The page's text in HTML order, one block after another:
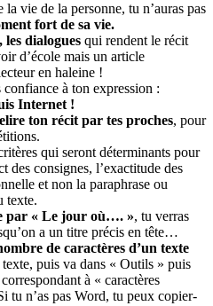
la vie de la personne, tu n’auras pas
fort de sa vie.
les dialogues qui rendent le récit
d’école mais un article
en haleine !
à ton expression :
Internet !
ton récit par tes proches, pour
qui seront déterminants pour
des consignes, l’exactitude des
et non la paraphrase ou
texte.
par « Le jour où…. », tu verras
a un titre précis en tête…
de caractères d’un texte
puis va dans « Outils » puis
à « caractères
tu n’as pas Word, tu peux copier-